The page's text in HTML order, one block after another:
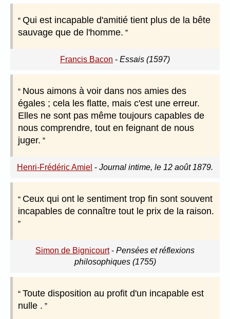
Qui est incapable d'amitié tient plus de la bête
sauvage que de l'homme.
Francis Bacon - Essais (1597)
Nous aimons à voir dans nos amies des
égales ; cela les flatte, mais c'est une erreur.
Elles ne sont pas même toujours capables de
nous comprendre, tout en feignant de nous
juger.
Henri-Frédéric Amiel - Journal intime, le 12 août 1879.
Ceux qui ont le sentiment trop fin sont souvent
incapables de connaître tout le prix de la raison.
Simon de Bignicourt- Pensées et réflexions
philosophiques (1755)
Toute disposition au profit d'un incapable est
nulle .